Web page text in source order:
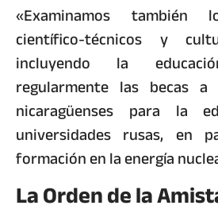
«Examinamos también
científico-técnicos y
incluyendo la
regularmente las becas a
nicaragüenses para la
universidades rusas, en
formación en la energía
La Orden de la